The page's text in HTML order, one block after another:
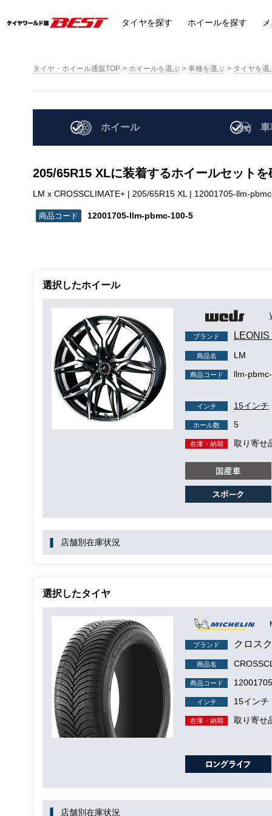
タイヤを探す ホイールを探す
タイヤ・ホイール通販TOP ホイールを選ぶ 車種を選ぶ タイヤを選
ホイール 車
205/65R15 XLに装着するホイールセットを
LM x CROSSCLIMATE+ | 205/65R15 XL | 12001705-llm-
12001705-llm-pbmc-100-5
選択したホイール
ブランド
商品名 LM
商品コード llm-
インチ 15インチ
ホール数 5
在庫・納期 取り寄せ
店舗別在庫状況
選択したタイヤ
ブランド クロス
商品名
商品コード 12001705
インチ 15インチ
在庫・納期 取り寄せ
店舗別在庫状況